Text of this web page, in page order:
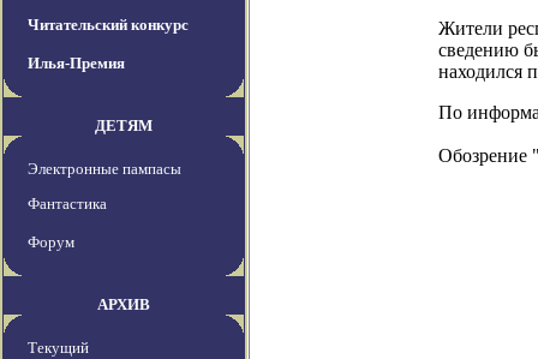
Читательский конкурс
Илья-Премия
ДЕТЯМ
Электронные пампасы
Фантастика
Форум
АРХИВ
Текущий
Жители
сведению
находился
По
Обозрение